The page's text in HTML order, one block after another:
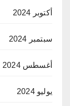
أكتوبر 2024
سبتمبر 2024
أغسطس 2024
يوليو 2024